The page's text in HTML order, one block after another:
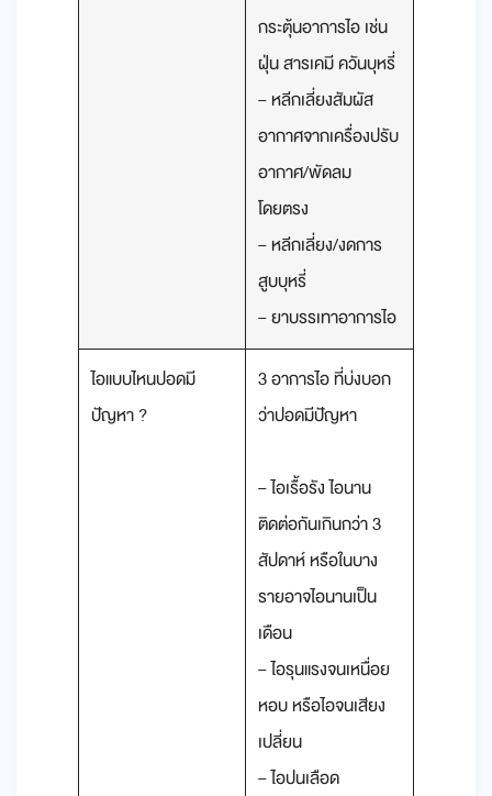
กระตุ้นอาการไอ เช่น
ฝุ่น สารเคมี ควันบุหรี่
– หลีกเลี่ยงสัมผัส
อากาศจากเครื่องปรับ
อากาศ/พัดลม
โดยตรง
– หลีกเลี่ยง/งดการ
สูบบุหรี่
– ยาบรรเทาอาการไอ
ไอแบบไหนปอดมี
ปัญหา ?
3 อาการไอ ที่บ่งบอก
ว่าปอดมีปัญหา
– ไอเรื้อรัง ไอนาน
ติดต่อกันเกินกว่า 3
สัปดาห์ หรือในบาง
รายอาจไอนานเป็น
เดือน
– ไอรุนแรงจนเหนื่อย
หอบ หรือไอจนเสียง
เปลี่ยน
– ไอปนเลือด